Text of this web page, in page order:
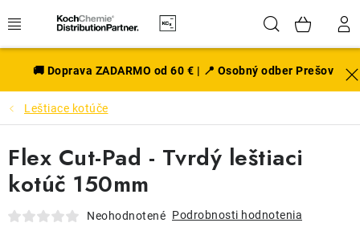
na
Hľadať
EXTERIÉR
DISKY A PNEU
INTERIÉR
PRÍSLUŠENSTVO
🚚 Doprava ZADARMO od 60 € | 📍 Osobný odber Prešov
Leštiace kotúče
Flex Cut-Pad - Tvrdý leštiaci
kotúč 150mm
Neohodnotené Podrobnosti hodnotenia